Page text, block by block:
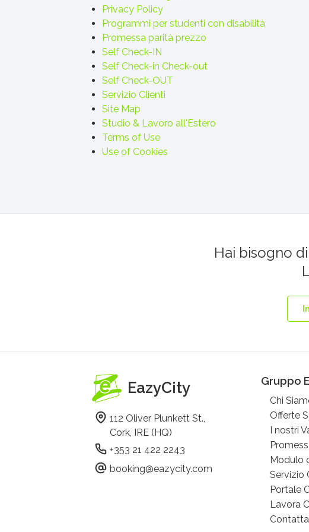
Privacy Policy
Programmi per studenti con disabilità
Promessa parità prezzo
Self Check-IN
Self Check-in Check-out
Self Check-OUT
Servizio Clienti
Site Map
Studio & Lavoro all'Estero
Terms of Use
Use of Cookies
Hai bisogno
EazyCity
112 Oliver Plunkett St.,
Cork, IRE (HQ)
+353 21 422 2243
booking@eazycity.com
Gruppo
Chi
Offerte
I nostri
Modulo
Servizio
Portale
Lavora